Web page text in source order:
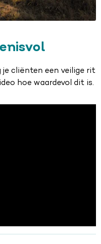
cliënten een veilige rit
hoe waardevol dit is.